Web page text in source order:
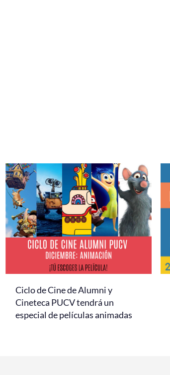
Ciclo de Cine de Alumni y
Cineteca PUCV tendrá un
especial de películas animadas